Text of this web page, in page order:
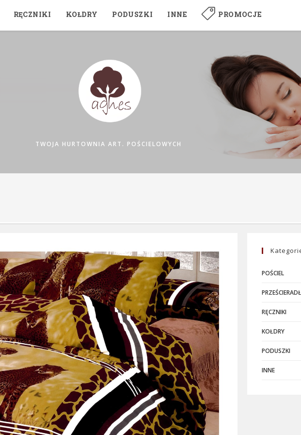
RĘCZNIKI KOŁDRY PODUSZKI INNE PROMOCJE
TWOJA HURTOWNIA ART. POŚCIELOWYCH
POŚCIEL
RĘCZNIKI
KOŁDRY
PODUSZKI
INNE